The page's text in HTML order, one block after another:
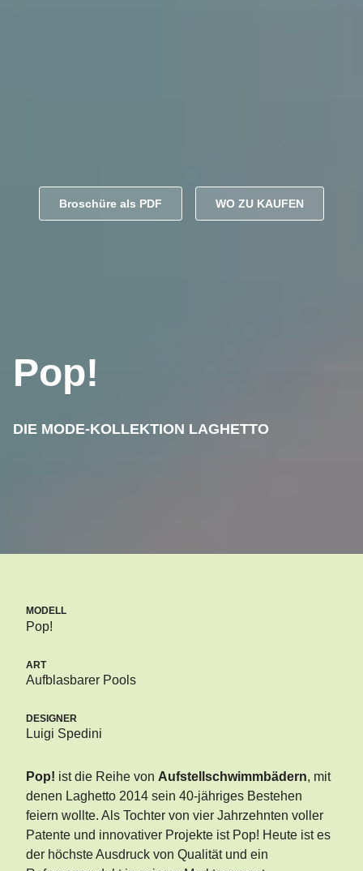
Pop!
DIE MODE-KOLLEKTION LAGHETTO
Broschüre als PDF WO ZU KAUFEN
MODELL
Pop!
ART
Aufblasbarer Pools
DESIGNER
Luigi Spedini
Pop! ist die Reihe von Aufstellschwimmbädern, mit
denen Laghetto 2014 sein 40-jähriges Bestehen
feiern wollte. Als Tochter von vier Jahrzehnten voller
Patente und innovativer Projekte ist Pop! Heute ist es
der höchste Ausdruck von Qualität und ein